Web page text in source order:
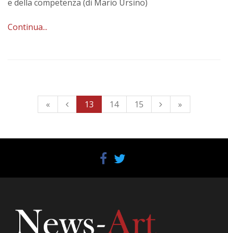
e della competenza (di Mario Ursino)
Continua...
« 13 14 15 »